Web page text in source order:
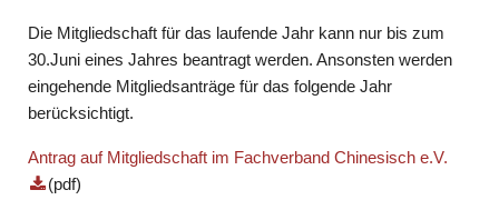
Die Mitgliedschaft für das laufende Jahr kann nur bis zum
30.Juni eines Jahres beantragt werden. Ansonsten werden
eingehende Mitgliedsanträge für das folgende Jahr
berücksichtigt.
Antrag auf Mitgliedschaft im Fachverband Chinesisch e.V.
(pdf)